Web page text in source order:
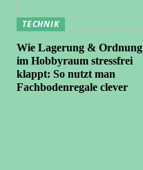
TECHNIK
Wie Lagerung & Ordnung
im Hobbyraum stressfrei
klappt: So nutzt man
Fachbodenregale clever